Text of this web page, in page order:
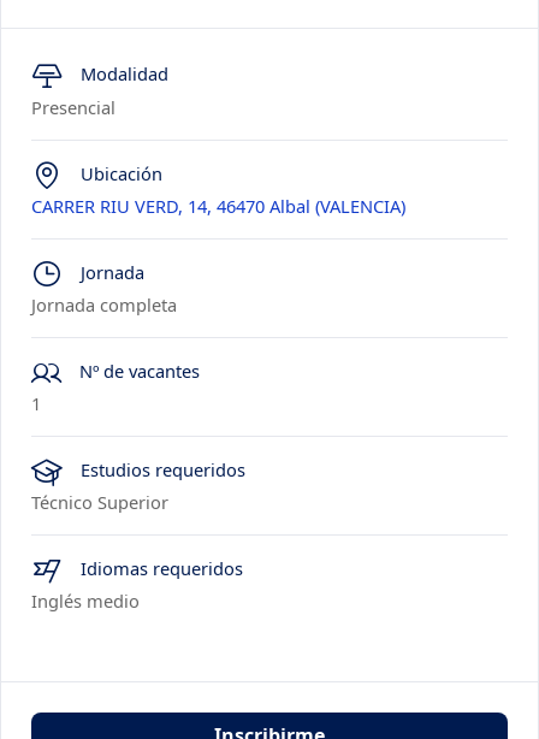
Modalidad
Presencial
Ubicación
CARRER RIU VERD, 14, 46470 Albal (VALENCIA)
Jornada
Jornada completa
Nº de vacantes
1
Estudios requeridos
Técnico Superior
Idiomas requeridos
Inglés medio